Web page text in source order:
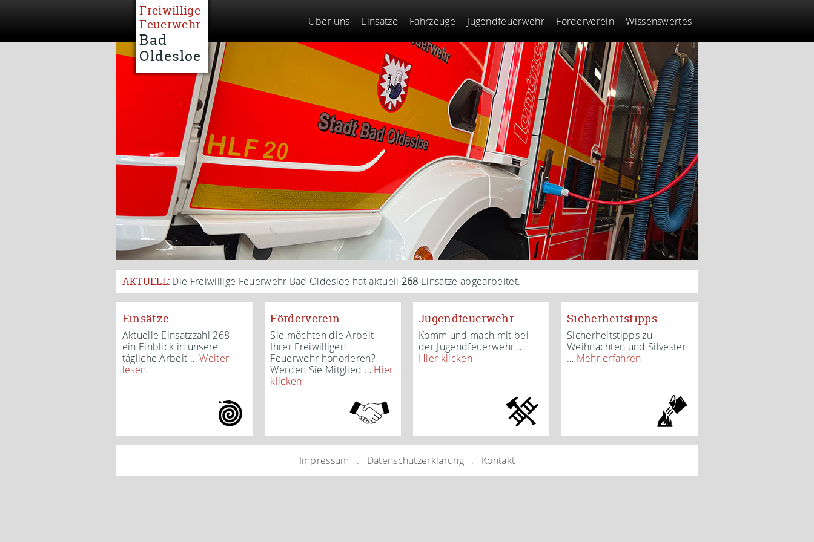
Freiwillige
Feuerwehr
Bad
Oldesloe
Über uns Einsätze Fahrzeuge Jugendfeuerwehr Förderverein Wissenswertes
AKTUELL: Die Freiwillige Feuerwehr Bad Oldesloe hat aktuell 268 Einsätze abgearbeitet.
Einsätze
Aktuelle Einsatzzahl 268 -
ein Einblick in unsere
tägliche Arbeit …Weiter
lesen
Förderverein
Sie möchten die Arbeit
Ihrer Freiwilligen
Feuerwehr honorieren?
Werden Sie Mitglied … Hier
klicken
Jugendfeuerwehr
Komm und mach mit bei
der Jugendfeuerwehr …
Hier klicken
Sicherheitstipps
Sicherheitstipps zu
Weihnachten und Silvester
… Mehr erfahren
Impressum Datenschutzerklärung Kontakt